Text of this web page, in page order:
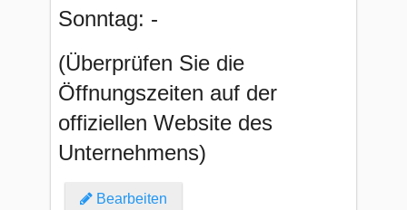
Sonntag: -
(Überprüfen Sie die
Öffnungszeiten auf der
offiziellen Website des
Unternehmens)
Bearbeiten